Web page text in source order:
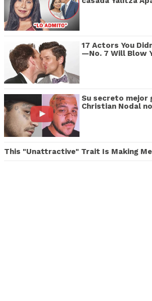
17 Actors You
—No. 7 Will Blow
Su secreto mejor
Christian Nodal
This "Unattractive" Trait Is Making